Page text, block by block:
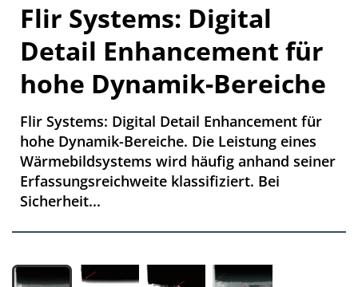
Flir Systems: Digital
Detail Enhancement für
hohe Dynamik-Bereiche
Flir Systems: Digital Detail Enhancement für
hohe Dynamik-Bereiche. Die Leistung eines
Wärmebildsystems wird häufig anhand seiner
Erfassungsreichweite klassifiziert. Bei
Sicherheit...